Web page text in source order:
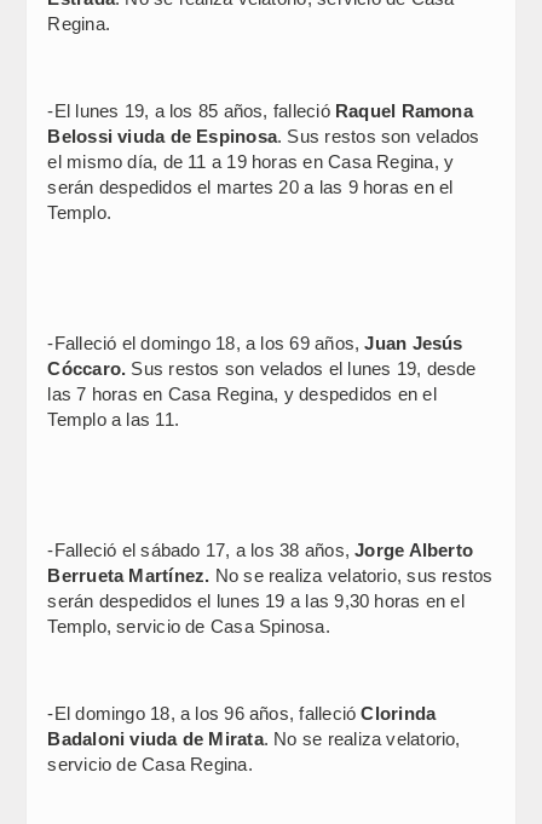
Regina.
-El lunes 19, a los 85 años, falleció Raquel Ramona
Belossi viuda de Espinosa. Sus restos son velados
el mismo día, de 11 a 19 horas en Casa Regina, y
serán despedidos el martes 20 a las 9 horas en el
Templo.
-Falleció el domingo 18, a los 69 años,Juan Jesús
Cóccaro. Sus restos son velados el lunes 19, desde
las 7 horas en Casa Regina, y despedidos en el
Templo a las 11.
-Falleció el sábado 17, a los 38 años,Jorge Alberto
Berrueta Martínez. No se realiza velatorio, sus restos
serán despedidos el lunes 19 a las 9,30 horas en el
Templo, servicio de Casa Spinosa.
-El domingo 18, a los 96 años, fallecióClorinda
Badaloni viuda de Mirata. No se realiza velatorio,
servicio de Casa Regina.